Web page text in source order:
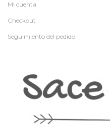
Mi cuenta
Checkout
Seguimiento del pedido